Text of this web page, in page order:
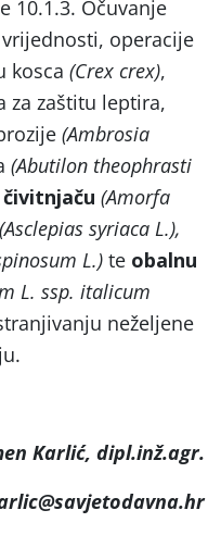
10.1.3. Očuvanje
operacije
kosca (Crex crex),
za zaštitu leptira,
(Ambrosia
(Abutilon theophrasti
čivitnjaču (Amorfa
(Asclepias syriaca L.),
L.) te obalnu
L. ssp. italicum
neželjene
Karlić, dipl.inž.agr.